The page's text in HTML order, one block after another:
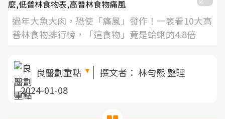
過年大魚大肉，恐使「痛風」發作！一表看10大高
普林食物排行榜，「這食物」竟是蛤蜊的4.8倍
良醫劃重點 撰文者： 林勻熙 整理
2024-01-08